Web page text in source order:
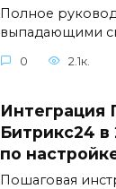
Полное
выпадающими
0 2.1к.
Интеграция
Битрикс24 в
по
Пошаговая